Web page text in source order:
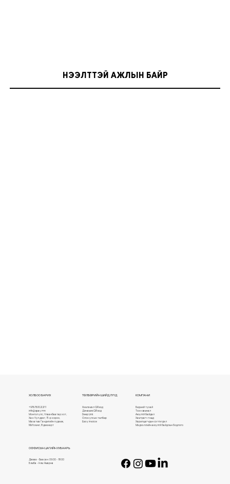
НЭЭЛТТЭЙ АЖЛЫН БАЙР
ХОЛБОО БАРИХ
+976 76102211
info@qpay.mn
Монгол улс, Улаанбаатар хот,
Хан-Уул дүүрэг, 15-р хороо,
Махатма Гандигийн гудамж,
NM tower, 8 давхарт
ТӨЛБӨРИЙН ШИЙДЛҮҮД
Хэвлэмэл QR код
Динамик QR код
Deep Link
Олон улсын төлбөр
Easy invoice
КОМПАНИ
Бидний тухай
Түүхэн замнал
Аюулгүй байдал
Хамтрагч түншүүд
Харилцагчдын сэтгэгдэл
Мэдээллийн аюулгүй байдлын бодлого
ОФФИСЫН ЦАГИЙН ХУВААРЬ
Даваа - Баасан: 09:00 - 18:00
Бямба - Ням: Амарна